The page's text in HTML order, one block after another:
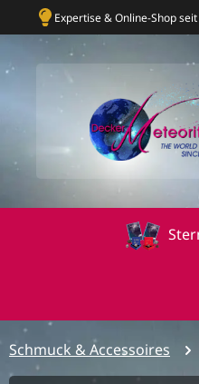
Expertise & Online-Shop
Schmuck & Accessoires